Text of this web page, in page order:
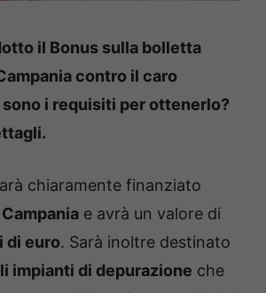
il Bonus sulla bolletta
contro il caro
i requisiti per ottenerlo?
chiaramente finanziato
e avrà un valore di
di euro. Sarà inoltre destinato
impianti di depurazione che